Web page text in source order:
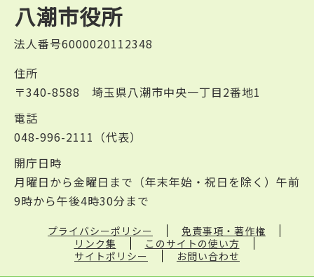
八潮市役所
法人番号6000020112348
住所
〒340-8588 埼玉県八潮市中央一丁目2番地1
電話
048-996-2111（代表）
開庁日時
月曜日から金曜日まで（年末年始・祝日を除く）午前
9時から午後4時30分まで
プライバシーポリシー
免責事項・著作権
リンク集
このサイトの使い方
サイトポリシー
お問い合わせ